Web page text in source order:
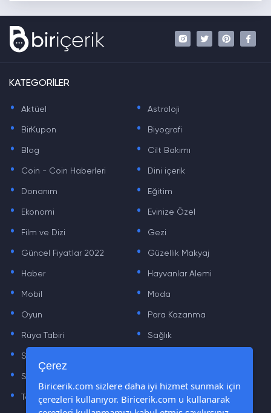
KATEGORİLER
. Aktüel . Astroloji
. BirKupon . Biyografi
. Blog . Cilt Bakımı
. Coin - Coin Haberleri . Dini içerik
. Donanım . Eğitim
. Ekonomi . Evinize Özel
. Film ve Dizi . Gezi
. Güncel Fiyatlar 2022 . Güzellik Makyaj
. Haber . Hayvanlar Alemi
. Mobil . Moda
. Oyun . Para Kazanma
. Rüya Tabiri . Sağlık
. Sinema .
. Sözler
. Teknoloji Haberleri . Yaşam
Çerez
Biricerik.com sizlere daha iyi hizmet sunmak için
çerezleri kullanıyor. Biricerik.com u kullanarak